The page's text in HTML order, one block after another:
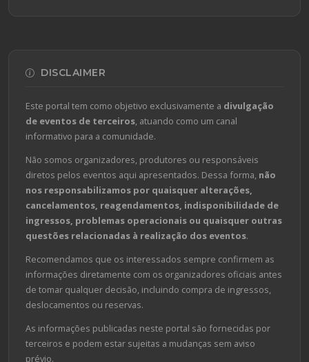
DISCLAIMER
Este portal tem como objetivo exclusivamente a divulgação
de eventos de terceiros, atuando como um canal
informativo para a comunidade.
Não somos organizadores, produtores ou responsáveis
diretos pelos eventos aqui apresentados. Dessa forma, não
nos responsabilizamos por quaisquer alterações,
cancelamentos, reagendamentos, indisponibilidade de
ingressos, problemas operacionais ou quaisquer outras
questões relacionadas à realização dos eventos.
Recomendamos que os interessados sempre confirmem as
informações diretamente com os organizadores oficiais antes
de tomar qualquer decisão, incluindo compra de ingressos,
deslocamentos ou reservas.
As informações publicadas neste portal são fornecidas por
terceiros e podem estar sujeitas a mudanças sem aviso
prévio.